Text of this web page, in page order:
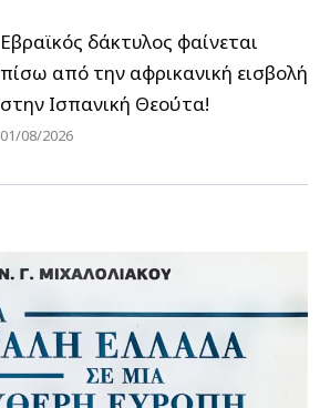
Εβραϊκός δάκτυλος φαίνεται
πίσω από την αφρικανική εισβολή
στην Ισπανική Θεούτα!
01/08/2026